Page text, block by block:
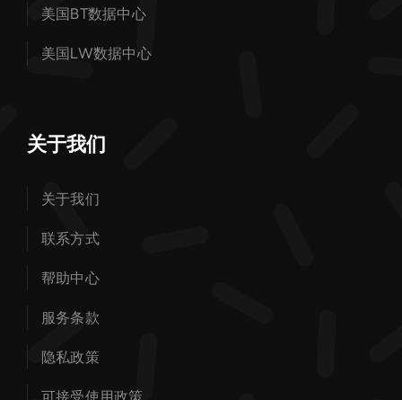
美国BT数据中心
美国LW数据中心
关于我们
关于我们
联系方式
帮助中心
服务条款
隐私政策
可接受使用政策